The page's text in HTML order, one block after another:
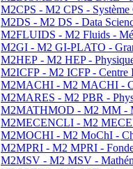
M2CPS - M2 CPS - Système
M2DS - M2 DS - Data
M2FLUIDS - M2 Fluids -
M2GI - M2 GI-PLATO -
M2HEP - M2 HEP -
M2ICFP - M2 ICFP - Centre
M2MACHI - M2 MACHI -
M2MARES - M2 PBR -
M2MATHMOD - M2 MM -
M2MECENCLI - M2
M2MOCHI - M2 MoChI -
M2MPRI - M2 MPRI -
M2MSV - M2 MSV -